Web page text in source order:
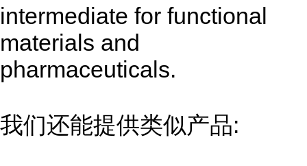
intermediate for functional
materials and
pharmaceuticals.
我们还能提供类似产品: